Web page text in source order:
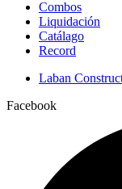
Combos
Liquidación
Catálago
Record
Laban
Facebook